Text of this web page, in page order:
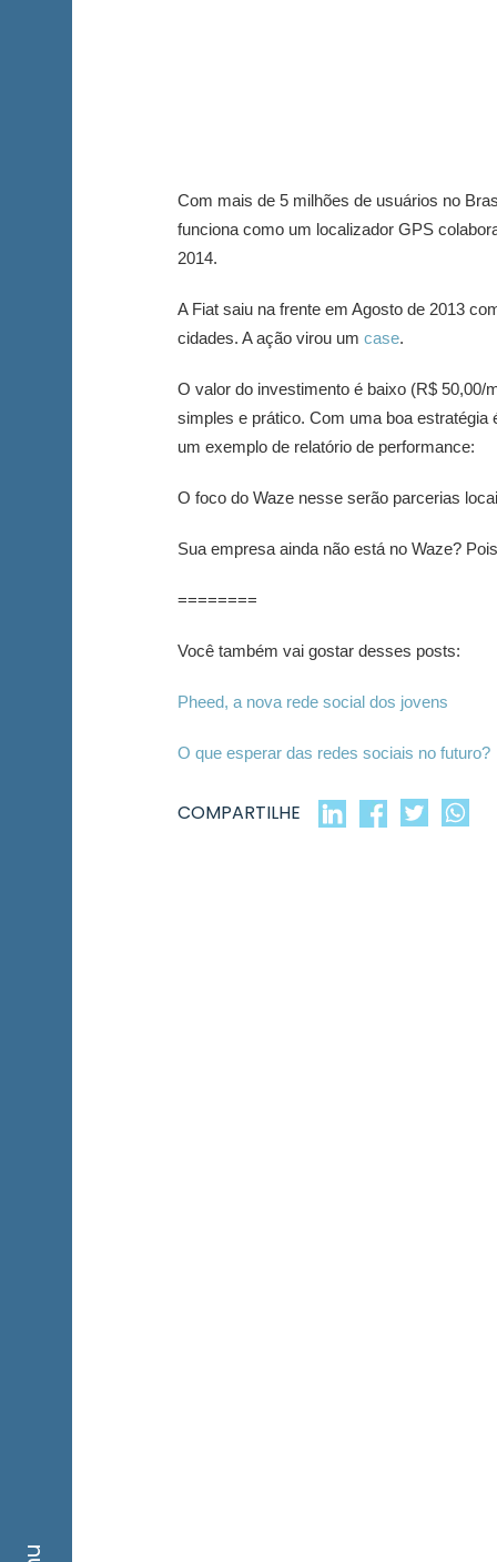
Com mais de 5 milhões de usuários no
funciona como um localizador GPS
2014.
A Fiat saiu na frente em Agosto de 2013
cidades. A ação virou um case.
O valor do investimento é baixo (R$
simples e prático. Com uma boa
um exemplo de relatório de performance:
O foco do Waze nesse serão parcerias
Sua empresa ainda não está no Waze?
========
Você também vai gostar desses posts:
Pheed, a nova rede social dos jovens
O que esperar das redes sociais no futuro?
COMPARTILHE